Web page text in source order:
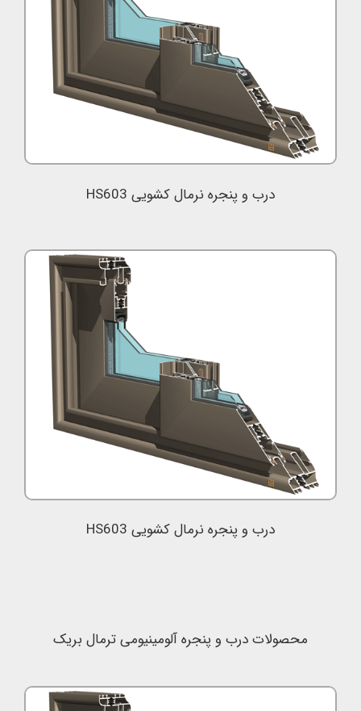
درب و پنجره نرمال کشویی HS603
درب و پنجره نرمال کشویی HS603
محصولات درب و پنجره آلومینیومی ترمال بریک